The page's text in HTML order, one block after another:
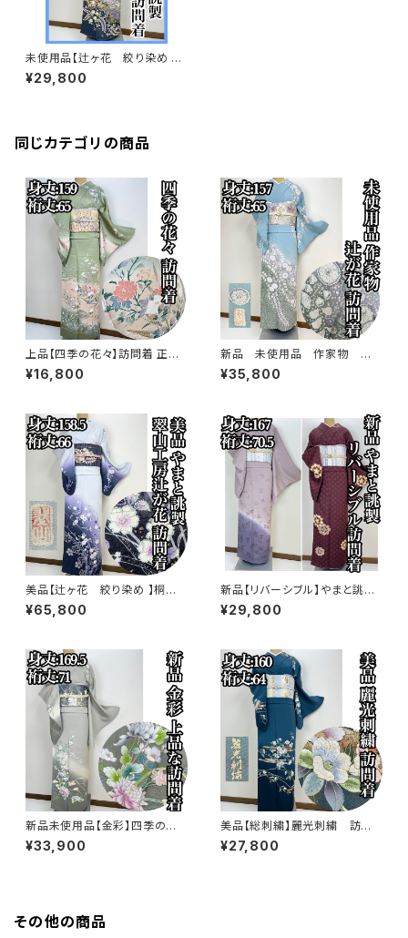
未使用品【辻ヶ花 絞り染め 】
翠山工房 訪問着 正絹 袷 s52
0
¥29,800
同じカテゴリの商品
上品【四季の花々】訪問着 正絹
袷 s779
¥16,800
新品 未使用品 作家物 絞り
染め【辻ヶ花 】訪問着 正絹 袷 s
778
¥35,800
美品【辻ヶ花 絞り染め 】桐谷
翠山工房 訪問着 正絹 袷 s77
3
¥65,800
新品【リバーシブル】やまと誂
製 正絹 袷 訪問着s771
¥29,800
新品未使用品【金彩】四季の
花々 訪問着 正絹 袷 ガード加
工済s763
¥33,900
美品【総刺繍】麗光刺繍 訪問
着 正絹 袷 s761
¥27,800
その他の商品